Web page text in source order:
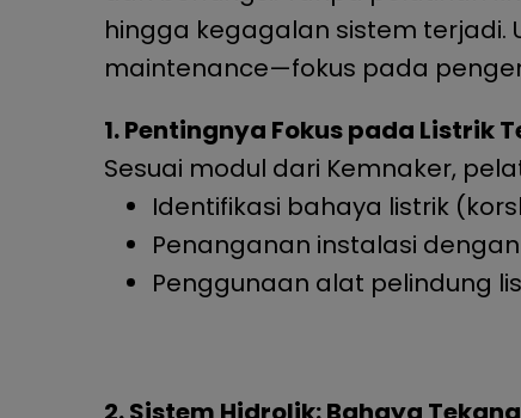
hingga kegagalan sistem terjadi.
maintenance—fokus pada
1. Pentingnya Fokus pada Listrik
Sesuai modul dari Kemnaker,
Identifikasi bahaya listrik
Penanganan instalasi
Penggunaan alat pelindung